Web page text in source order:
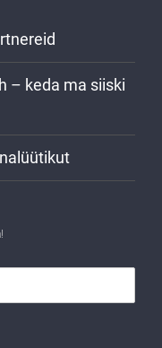
– keda ma siiski